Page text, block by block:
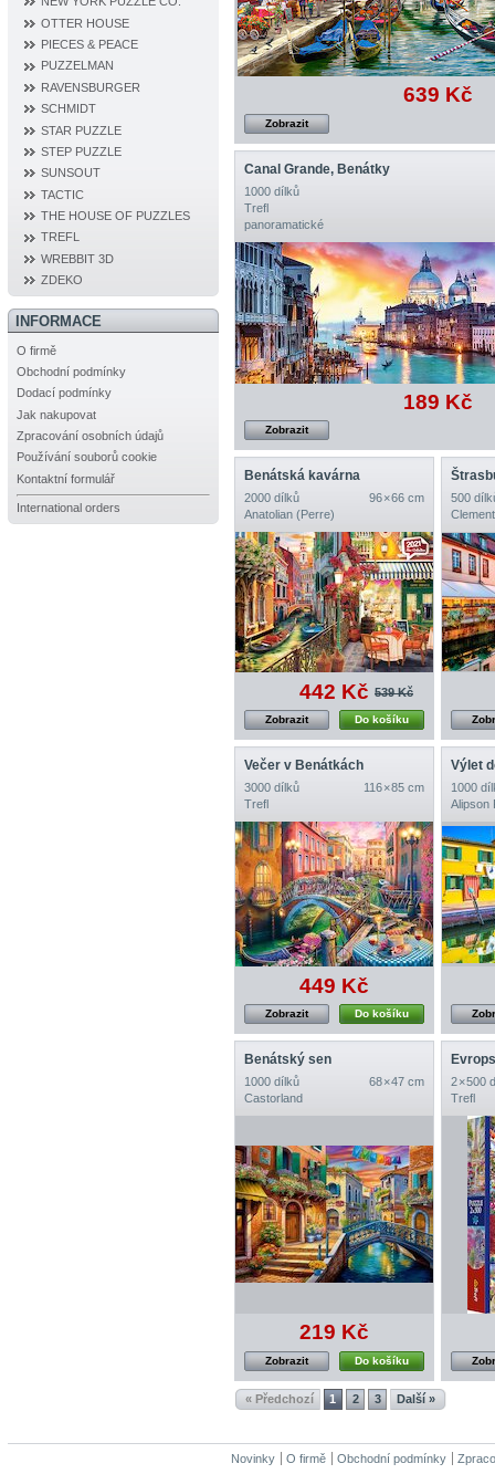
OTTER HOUSE
PIECES & PEACE
PUZZELMAN
RAVENSBURGER
SCHMIDT
STAR PUZZLE
STEP PUZZLE
SUNSOUT
TACTIC
THE HOUSE OF PUZZLES
TREFL
WREBBIT 3D
ZDEKO
INFORMACE
O firmě
Obchodní podmínky
Dodací podmínky
Jak nakupovat
Zpracování osobních údajů
Používání souborů cookie
Kontaktní formulář
International orders
639 Kč
Zobrazit
Canal Grande, Benátky
1000 dílků
Trefl
panoramatické
189 Kč
Zobrazit
Benátská kavárna
2000 dílků
96 × 66 cm
Anatolian (Perre)
442 Kč 539 Kč
Do košíku
Zobrazit
500
Večer v Benátkách
3000 dílků
116 × 85 cm
Trefl
449 Kč
Do košíku
Zobrazit
Výlet
1000
Alipson
Benátský sen
1000 dílků
68 × 47 cm
Castorland
219 Kč
Do košíku
Zobrazit
2 × 500
Trefl
« Předchozí 1 2 3 Další »
Novinky O firmě Obchodní podmínky